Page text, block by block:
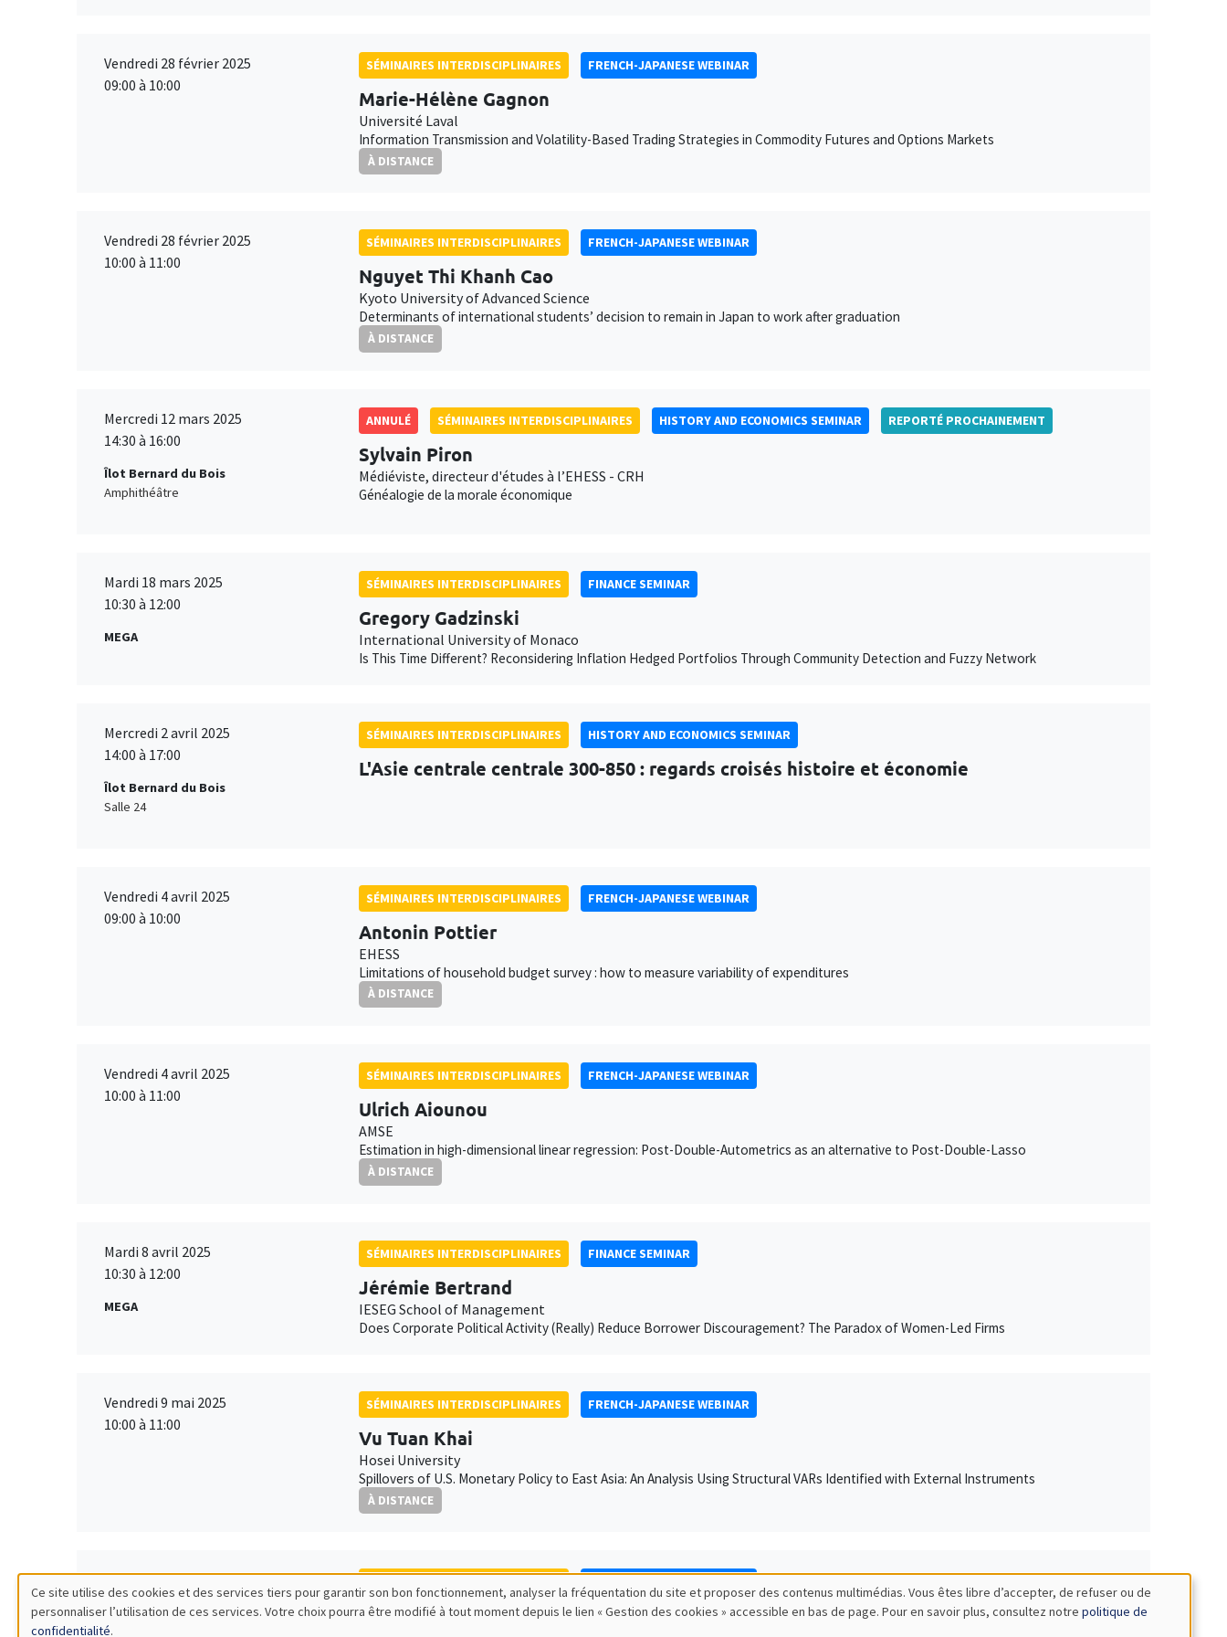
Vendredi 28 février 2025
09:00 à 10:00
SÉMINAIRES INTERDISCIPLINAIRES FRENCH-JAPANESE WEBINAR
Marie-Hélène Gagnon
Université Laval
Information Transmission and Volatility-Based Trading Strategies in Commodity Futures and Options Markets
À DISTANCE
Vendredi 28 février 2025
10:00 à 11:00
SÉMINAIRES INTERDISCIPLINAIRES FRENCH-JAPANESE WEBINAR
Nguyet Thi Khanh Cao
Kyoto University of Advanced Science
Determinants of international students’ decision to remain in Japan to work after graduation
À DISTANCE
Mercredi 12 mars 2025
14:30 à 16:00
Îlot Bernard du Bois
Amphithéâtre
ANNULÉ SÉMINAIRES INTERDISCIPLINAIRES HISTORY AND ECONOMICS SEMINAR REPORTÉ PROCHAINEMENT
Sylvain Piron
Médiéviste, directeur d'études à l’EHESS - CRH
Généalogie de la morale économique
Mardi 18 mars 2025
10:30 à 12:00
MEGA
SÉMINAIRES INTERDISCIPLINAIRES FINANCE SEMINAR
Gregory Gadzinski
International University of Monaco
Is This Time Different? Reconsidering Inflation Hedged Portfolios Through Community Detection and Fuzzy Network
Mercredi 2 avril 2025
14:00 à 17:00
Îlot Bernard du Bois
Salle 24
SÉMINAIRES INTERDISCIPLINAIRES HISTORY AND ECONOMICS SEMINAR
L'Asie centrale centrale 300-850 : regards croisés histoire et économie
Vendredi 4 avril 2025
09:00 à 10:00
SÉMINAIRES INTERDISCIPLINAIRES FRENCH-JAPANESE WEBINAR
Antonin Pottier
EHESS
Limitations of household budget survey : how to measure variability of expenditures
À DISTANCE
Vendredi 4 avril 2025
10:00 à 11:00
SÉMINAIRES INTERDISCIPLINAIRES FRENCH-JAPANESE WEBINAR
Ulrich Aiounou
AMSE
Estimation in high-dimensional linear regression: Post-Double-Autometrics as an alternative to Post-Double-Lasso
À DISTANCE
Mardi 8 avril 2025
10:30 à 12:00
MEGA
SÉMINAIRES INTERDISCIPLINAIRES FINANCE SEMINAR
Jérémie Bertrand
IESEG School of Management
Does Corporate Political Activity (Really) Reduce Borrower Discouragement? The Paradox of Women-Led Firms
Vendredi 9 mai 2025
10:00 à 11:00
SÉMINAIRES INTERDISCIPLINAIRES FRENCH-JAPANESE WEBINAR
Vu Tuan Khai
Hosei University
Spillovers of U.S. Monetary Policy to East Asia: An Analysis Using Structural VARs Identified with External Instruments
À DISTANCE
Vendredi 9 mai 2025
11:00 à 12:00
Gilles Dufrénot
Ce site utilise des cookies et des services tiers pour garantir son bon fonctionnement, analyser la fréquentation du site et proposer des contenus multimédias. Vous êtes libre d’accepter, de refuser ou de
personnaliser l’utilisation de ces services. Votre choix pourra être modifié à tout moment depuis le lien « Gestion des cookies » accessible en bas de page. Pour en savoir plus, consultez notre politique de
confidentialité.